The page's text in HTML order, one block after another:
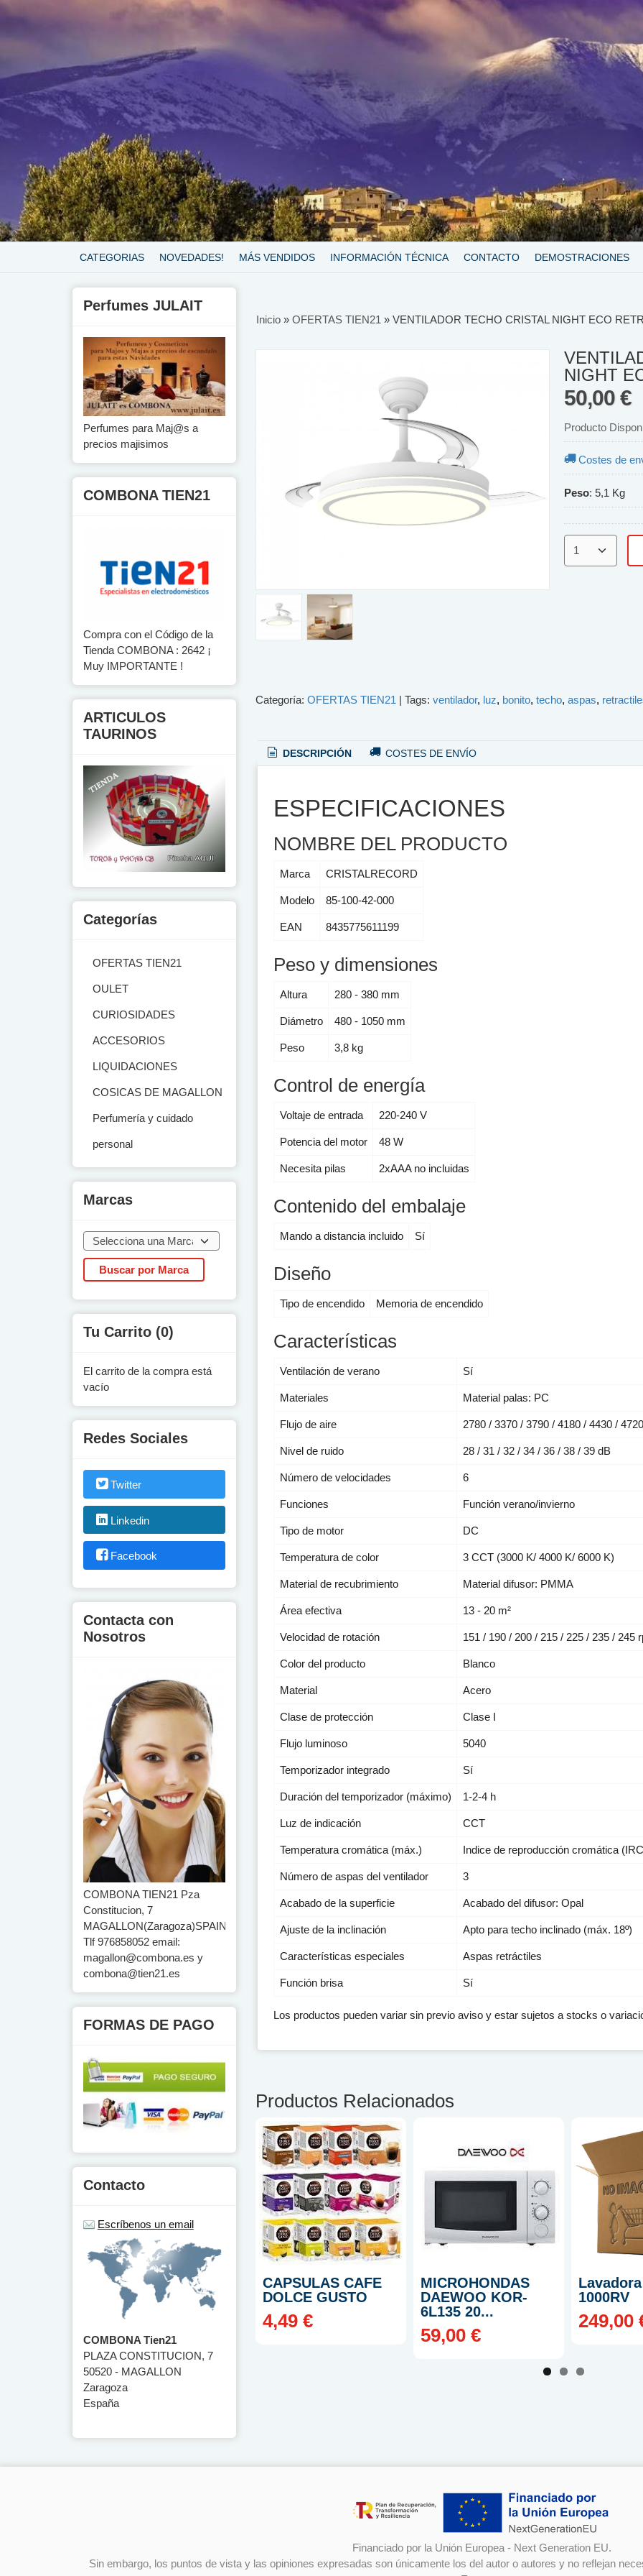
CATEGORIAS NOVEDADES! MÁS VENDIDOS INFORMACIÓN TÉCNICA CONTACTO DEMOSTRACIONES
Perfumes JULAIT
Perfumes para Maj@s a
precios majisimos
COMBONA TIEN21
Compra con el Código de la
Tienda COMBONA : 2642 ¡
Muy IMPORTANTE !
ARTICULOS
TAURINOS
Categorías
OFERTAS TIEN21
OULET
CURIOSIDADES
ACCESORIOS
LIQUIDACIONES
COSICAS DE MAGALLON
Perfumería y cuidado
personal
Marcas
Tu Carrito (0)
El carrito de la compra está
vacío
Redes Sociales
Twitter
Linkedin
Facebook
Contacta con
Nosotros
COMBONA TIEN21 Pza
Constitucion, 7
MAGALLON(Zaragoza)SPAIN
Tlf 976858052 email:
magallon@combona.es y
combona@tien21.es
FORMAS DE PAGO
Contacto
Escríbenos un email
COMBONA Tien21
PLAZA CONSTITUCION, 7
50520 - MAGALLON
Zaragoza
España
Inicio» OFERTAS TIEN21 » VENTILADOR TECHO CRISTAL NIGHT ECO
NIGHT
50,00 €
Producto
Costes de
Peso: 5,1 Kg
Categoría: OFERTAS TIEN21 | Tags: ventilador luz bonito techo aspas
DESCRIPCIÓN COSTES DE ENVÍO
ESPECIFICACIONES
NOMBRE DEL PRODUCTO
Marca CRISTALRECORD
Modelo 85-100-42-000
EAN 8435775611199
Peso y dimensiones
Altura 280 - 380 mm
Diámetro 480 - 1050 mm
Peso 3,8 kg
Control de energía
Voltaje de entrada 220-240 V
Potencia del motor 48 W
Necesita pilas 2xAAA no incluidas
Contenido del embalaje
Mando a distancia incluido Sí
Diseño
Tipo de encendido Memoria de encendido
Características
Ventilación de verano Sí
Materiales Material palas: PC
Flujo de aire 2780 / 3370 / 3790 / 4180 / 4430 /
Nivel de ruido 28 / 31 / 32 / 34 / 36 / 38 / 39 dB
Número de velocidades 6
Funciones Función verano/invierno
Tipo de motor DC
Temperatura de color 3 CCT (3000 K/ 4000 K/ 6000 K)
Material de recubrimiento Material difusor: PMMA
Área efectiva 13 - 20 m²
Velocidad de rotación 151 / 190 / 200 / 215 / 225 / 235 / 245
Color del producto Blanco
Material Acero
Clase de protección Clase I
Flujo luminoso 5040
Temporizador integrado Sí
Duración del temporizador (máximo) 1-2-4 h
Luz de indicación CCT
Temperatura cromática (máx.) Indice de reproducción cromática
Número de aspas del ventilador 3
Acabado de la superficie Acabado del difusor: Opal
Ajuste de la inclinación Apto para techo inclinado (máx. 18º)
Características especiales Aspas retráctiles
Función brisa Sí
Los productos pueden variar sin previo aviso y estar sujetos a stocks o
Productos Relacionados
CAPSULAS CAFE
DOLCE GUSTO
4,49 €
MICROHONDAS
DAEWOO KOR-
6L135 20...
59,00 €
1000RV
249,00
Financiado por la Unión Europea - Next Generation EU.
Sin embargo, los puntos de vista y las opiniones expresadas son únicamente los del autor o autores y no reflejan